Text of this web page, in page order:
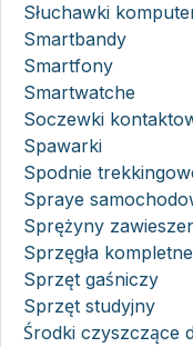
Słuchawki
Smartbandy
Smartfony
Smartwatche
Soczewki
Spawarki
Spodnie
Spraye
Sprężyny
Sprzęgła kompletne
Sprzęt gaśniczy
Sprzęt studyjny
Środki czyszczące